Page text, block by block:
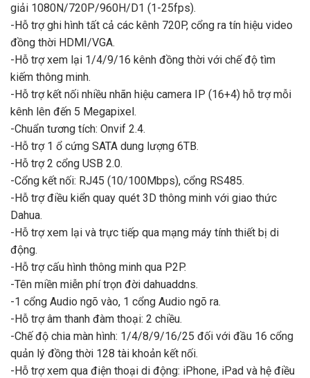
giải 1080N/720P/960H/D1 (1-25fps).
-Hỗ trợ ghi hình tất cả các kênh 720P, cổng ra tín hiệu video
đồng thời HDMI/VGA.
-Hỗ trợ xem lại 1/4/9/16 kênh đồng thời với chế độ tìm
kiếm thông minh.
-Hỗ trợ kết nối nhiều nhãn hiệu camera IP (16+4) hỗ trợ mỗi
kênh lên đến 5 Megapixel.
-Chuẩn tương tích: Onvif 2.4.
-Hỗ trợ 1 ổ cứng SATA dung lượng 6TB.
-Hỗ trợ 2 cổng USB 2.0.
-Cổng kết nối: RJ45 (10/100Mbps), cổng RS485.
-Hỗ trợ điều kiển quay quét 3D thông minh với giao thức
Dahua.
-Hỗ trợ xem lại và trực tiếp qua mạng máy tính thiết bị di
động.
-Hỗ trợ cấu hình thông minh qua P2P.
-Tên miền miễn phí trọn đời dahuaddns.
-1 cổng Audio ngõ vào, 1 cổng Audio ngõ ra.
-Hỗ trợ âm thanh đàm thoại: 2 chiều.
-Chế độ chia màn hình: 1/4/8/9/16/25 đối với đầu 16 cổng
quản lý đồng thời 128 tài khoản kết nối.
-Hỗ trợ xem qua điện thoại di động: iPhone, iPad và hệ điều